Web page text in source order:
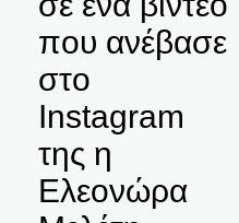
που ανέβασε
στο
Instagram
της η
Ελεονώρα